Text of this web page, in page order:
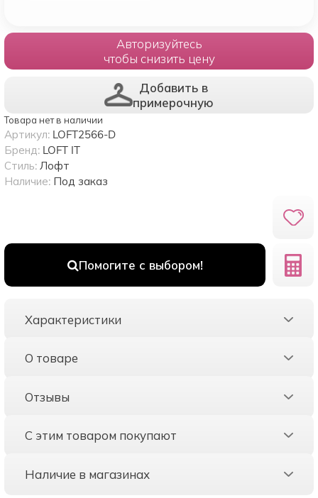
Авторизуйтесь
чтобы снизить цену
Добавить в
примерочную
Товара нет в наличии
Помогите с выбором!
Артикул: LOFT2566-D
Бренд: LOFT IT
Стиль: Лофт
Наличие: Под заказ
Характеристики
О товаре
Отзывы
С этим товаром покупают
Наличие в магазинах